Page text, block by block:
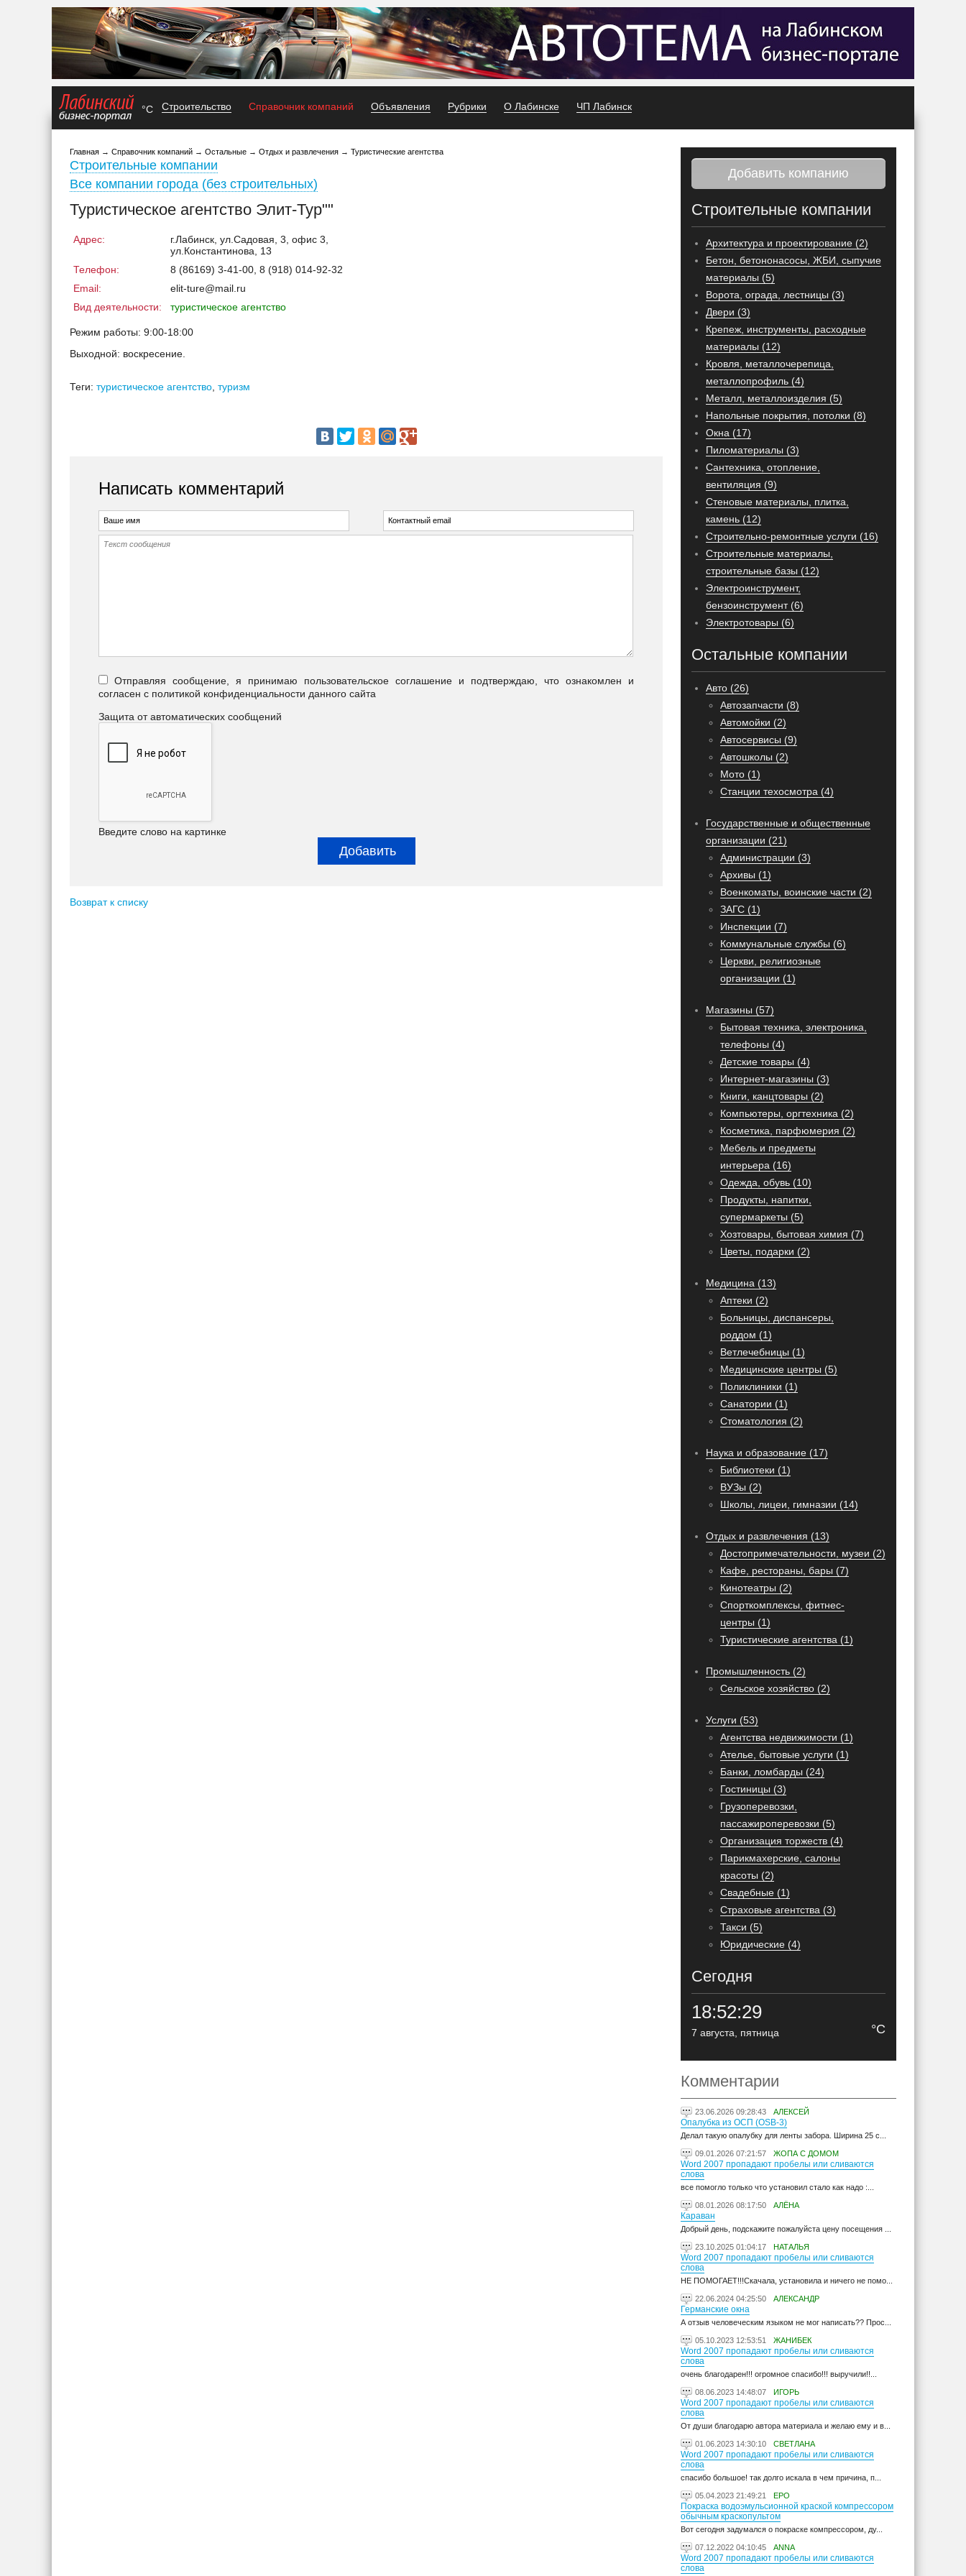
°C Строительство Справочник компаний Объявления Рубрики О Лабинске ЧП Лабинск
Главная → Справочник компаний → Остальные → Отдых и развлечения → Туристические агентства
Строительные компании
Все компании города (без строительных)
Туристическое агентство Элит-Тур""
Адрес:
г.Лабинск, ул.Садовая, 3, офис 3,
ул.Константинова, 13
Телефон:
8 (86169) 3-41-00, 8 (918) 014-92-32
Email:
elit-ture@mail.ru
Вид деятельности:
туристическое агентство
Режим работы: 9:00-18:00
Выходной: воскресение.
Теги: туристическое агентство туризм
Написать комментарий
Отправляя сообщение, я принимаю пользовательское соглашение и подтверждаю, что ознакомлен и
согласен с политикой конфиденциальности данного сайта
Защита от автоматических сообщений
Введите слово на картинке
Возврат к списку
Добавить компанию
Строительные компании
Архитектура и проектирование (2)
Бетон, бетононасосы, ЖБИ, сыпучие
материалы (5)
Ворота, ограда, лестницы (3)
Двери (3)
Крепеж, инструменты, расходные
материалы (12)
Кровля, металлочерепица,
металлопрофиль (4)
Металл, металлоизделия (5)
Напольные покрытия, потолки (8)
Окна (17)
Пиломатериалы (3)
Сантехника, отопление,
вентиляция (9)
Стеновые материалы, плитка,
камень (12)
Строительно-ремонтные услуги (16)
Строительные материалы,
строительные базы (12)
Электроинструмент,
бензоинструмент (6)
Электротовары (6)
Остальные компании
Авто (26)
Автозапчасти (8)
Автомойки (2)
Автосервисы (9)
Автошколы (2)
Мото (1)
Станции техосмотра (4)
Государственные и общественные
организации (21)
Администрации (3)
Архивы (1)
Военкоматы, воинские части (2)
ЗАГС (1)
Инспекции (7)
Коммунальные службы (6)
Церкви, религиозные
организации (1)
Магазины (57)
Бытовая техника, электроника,
телефоны (4)
Детские товары (4)
Интернет-магазины (3)
Книги, канцтовары (2)
Компьютеры, оргтехника (2)
Косметика, парфюмерия (2)
Мебель и предметы
интерьера (16)
Одежда, обувь (10)
Продукты, напитки,
супермаркеты (5)
Хозтовары, бытовая химия (7)
Цветы, подарки (2)
Медицина (13)
Аптеки (2)
Больницы, диспансеры,
роддом (1)
Ветлечебницы (1)
Медицинские центры (5)
Поликлиники (1)
Санатории (1)
Стоматология (2)
Наука и образование (17)
Библиотеки (1)
ВУЗы (2)
Школы, лицеи, гимназии (14)
Отдых и развлечения (13)
Достопримечательности, музеи (2)
Кафе, рестораны, бары (7)
Кинотеатры (2)
Спорткомплексы, фитнес-
центры (1)
Туристические агентства (1)
Промышленность (2)
Сельское хозяйство (2)
Услуги (53)
Агентства недвижимости (1)
Ателье, бытовые услуги (1)
Банки, ломбарды (24)
Гостиницы (3)
Грузоперевозки,
пассажироперевозки (5)
Организация торжеств (4)
Парикмахерские, салоны
красоты (2)
Свадебные (1)
Страховые агентства (3)
Такси (5)
Юридические (4)
Сегодня
°C
18:52:30
7 августа, пятница
Комментарии
23.06.2026 09:28:43 АЛЕКСЕЙ
Опалубка из ОСП (OSB-3)
Делал такую опалубку для ленты забора. Ширина 25 с...
09.01.2026 07:21:57 ЖОПА С ДОМОМ
Word 2007 пропадают пробелы или сливаются
слова
все помогло только что установил стало как надо :...
08.01.2026 08:17:50 АЛЁНА
Караван
Добрый день, подскажите пожалуйста цену посещения ...
23.10.2025 01:04:17 НАТАЛЬЯ
Word 2007 пропадают пробелы или сливаются
слова
НЕ ПОМОГАЕТ!!!Скачала, установила и ничего не помо...
22.06.2024 04:25:50 АЛЕКСАНДР
Германские окна
А отзыв человеческим языком не мог написать?? Прос...
05.10.2023 12:53:51 ЖАНИБЕК
Word 2007 пропадают пробелы или сливаются
слова
очень благодарен!!! огромное спасибо!!! выручили!!...
08.06.2023 14:48:07 ИГОРЬ
Word 2007 пропадают пробелы или сливаются
слова
От души благодарю автора материала и желаю ему и в...
01.06.2023 14:30:10 СВЕТЛАНА
Word 2007 пропадают пробелы или сливаются
слова
спасибо большое! так долго искала в чем причина, п...
05.04.2023 21:49:21 ЕРО
Покраска водоэмульсионной краской компрессором
обычным краскопультом
Вот сегодня задумался о покраске компрессором, ду...
07.12.2022 04:10:45 ANNA
Word 2007 пропадают пробелы или сливаются
слова